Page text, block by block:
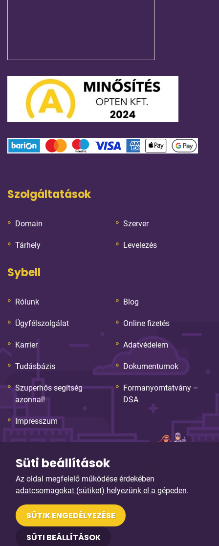
Süti beállítások
Az oldal megfelelő működése érdekében
adatcsomagokat (sütiket) helyezünk el a gépeden.
SÜTIK ENGEDÉLYEZÉSE
SÜTI BEÁLLÍTÁSOK
Szolgáltatások
Domain Szerver
Tárhely Levelezés
Sybell
Rólunk Blog
Ügyfélszolgálat Online fizetés
Karrier Adatvédelem
Tudásbázis Dokumentumok
Szuperhős segítség
azonnal!
Formanyomtatvány –
DSA
Impresszum
© Copyright 2026. Sybell Informatika Kft. Minden jog
fenntartva!
Arculattervezés, honlaptervezés: Kreatív Vonalak